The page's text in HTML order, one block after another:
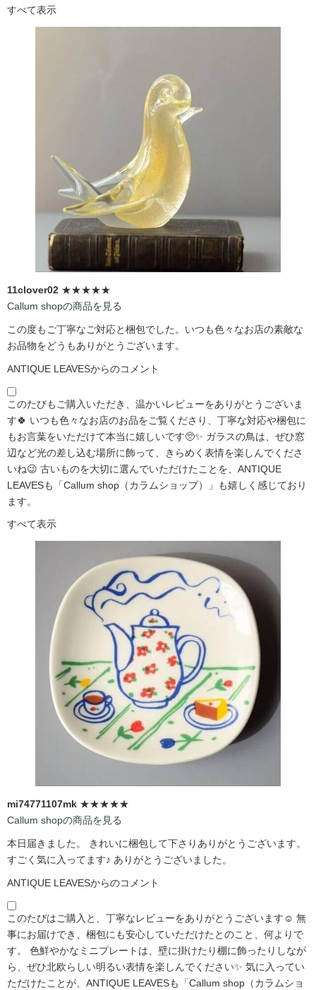
すべて表示
11clover02 ★★★★★
Callum shopの商品を見る
この度もご丁寧なご対応と梱包でした。いつも色々なお店の素敵な
お品物をどうもありがとうございます。
ANTIQUE LEAVESからのコメント
このたびもご購入いただき、温かいレビューをありがとうございま
す🍀 いつも色々なお店のお品をご覧くださり、丁寧な対応や梱包に
もお言葉をいただけて本当に嬉しいです🥺✨ ガラスの鳥は、ぜひ窓
辺など光の差し込む場所に飾って、きらめく表情を楽しんでくださ
いね😉 古いものを大切に選んでいただけたことを、ANTIQUE
LEAVESも「Callum shop（カラムショップ）」も嬉しく感じており
ます。
すべて表示
mi74771107mk ★★★★★
Callum shopの商品を見る
本日届きました。 きれいに梱包して下さりありがとうございます。
すごく気に入ってます♪ ありがとうございました。
ANTIQUE LEAVESからのコメント
このたびはご購入と、丁寧なレビューをありがとうございます☺️ 無
事にお届けでき、梱包にも安心していただけたとのこと、何よりで
す。 色鮮やかなミニプレートは、壁に掛けたり棚に飾ったりしなが
ら、ぜひ北欧らしい明るい表情を楽しんでください✨ 気に入ってい
ただけたことが、ANTIQUE LEAVESも「Callum shop（カラムショ